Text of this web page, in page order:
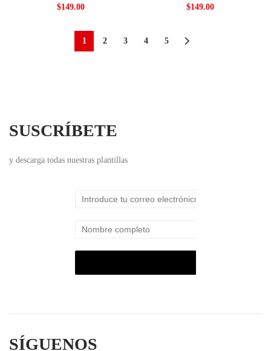
$149.00 $149.00
1 2 3 4 5
SUSCRÍBETE
y descarga todas nuestras plantillas
SÍGUENOS